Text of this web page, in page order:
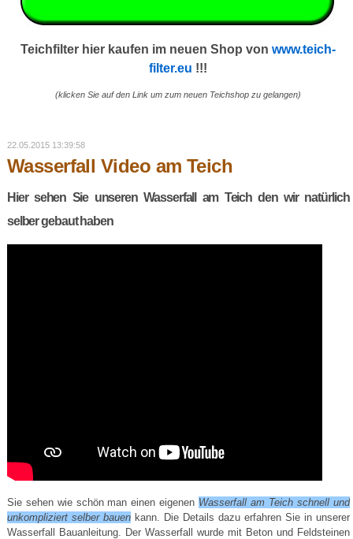
Teichfilter hier kaufen im neuen Shop vonwww.teich-
filter.eu !!!
(klicken Sie auf den Link um zum neuen Teichshop zu gelangen)
22.05.2015 13:39:58
Wasserfall Video am Teich
Hier sehen Sie unseren Wasserfall am Teich den wir natürlich
selber gebaut haben
Sie sehen wie schön man einen eigenen Wasserfall am Teich schnell und
unkompliziert selber bauenkann. Die Details dazu erfahren Sie in unserer
Wasserfall Bauanleitung. Der Wasserfall wurde mit Beton und Feldsteinen